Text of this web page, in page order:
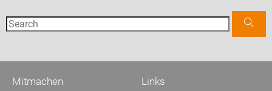
Links
Mitmachen